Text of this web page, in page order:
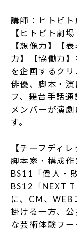
講師：ヒトビト
【ヒトビト劇場
【想像力】【
力】【協働力
を企画するクリ
俳優、脚本・
フ、舞台手話
メンバーが演
す。
【チーフディ
脚本家・構成作
BS11「偉人・
BS12「NEXT
に、CM、WEB
掛ける一方、
な芸術体験ワ